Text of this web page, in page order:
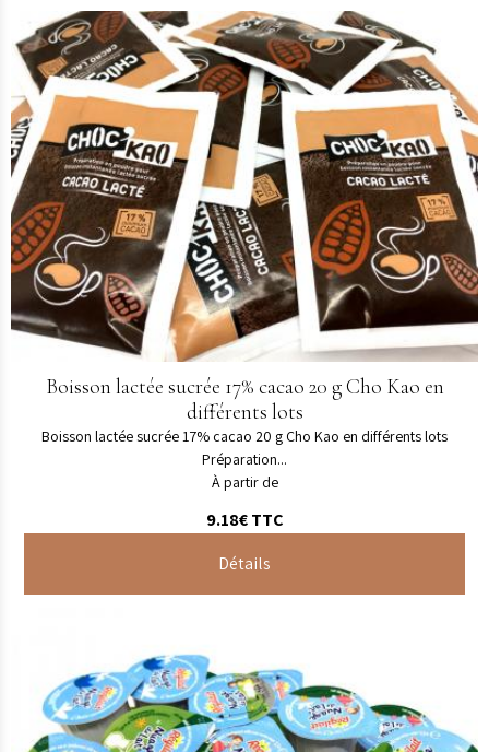
Boisson lactée sucrée 17% cacao 20 g Cho Kao en
différents lots
Boisson lactée sucrée 17% cacao 20 g Cho Kao en différents lots
Préparation...
À partir de
9.18€TTC
Détails